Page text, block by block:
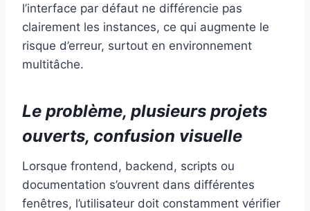
l’interface par défaut ne différencie pas
clairement les instances, ce qui augmente le
risque d’erreur, surtout en environnement
multitâche.
Le problème, plusieurs projets
ouverts, confusion visuelle
Lorsque frontend, backend, scripts ou
documentation s’ouvrent dans différentes
fenêtres, l’utilisateur doit constamment vérifier